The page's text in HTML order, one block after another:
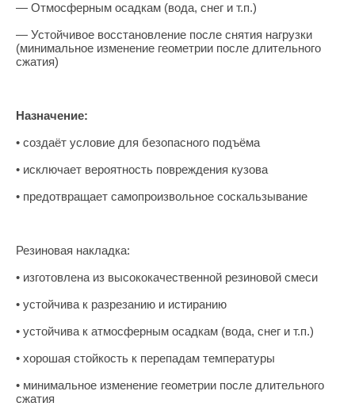
— Отмосферным осадкам (вода, снег и т.п.)
— Устойчивое восстановление после снятия нагрузки
(минимальное изменение геометрии после длительного
сжатия)
Назначение:
• создаёт условие для безопасного подъёма
• исключает вероятность повреждения кузова
• предотвращает самопроизвольное соскальзывание
Резиновая накладка:
• изготовлена из высококачественной резиновой смеси
• устойчива к разрезанию и истиранию
• устойчива к атмосферным осадкам (вода, снег и т.п.)
• хорошая стойкость к перепадам температуры
• минимальное изменение геометрии после длительного
сжатия